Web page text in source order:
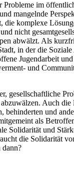
Probleme im
mangelnde
die komplexe
nicht
abwälzt. Als
in der die
Jugendarbeit
und
gesellschaftliche
Auch
behinderten und
als
Solidarität und
die Solidarität